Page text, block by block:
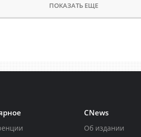
ПОКАЗАТЬ ЕЩЕ
CNews
Об издании